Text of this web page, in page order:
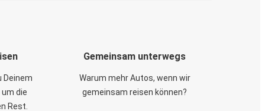
Deinem
die
Rest.
Gemeinsam unterwegs
Warum mehr Autos, wenn wir
gemeinsam reisen können?